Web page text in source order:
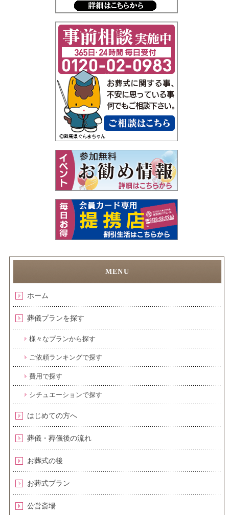
ホーム
葬儀プランを探す
様々なプランから探す
ご依頼ランキングで探す
費用で探す
シチュエーションで探す
はじめての方へ
葬儀・葬儀後の流れ
お葬式の後
お葬式プラン
公営斎場